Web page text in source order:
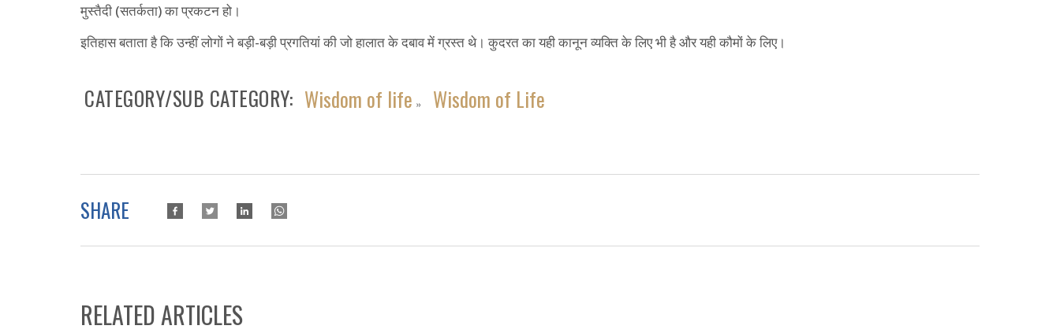
मुस्तैदी (सतर्कता) का प्रकटन हो।
इतिहास बताता है कि उन्हीं लोगों ने बड़ी-बड़ी प्रगतियां की जो हालात के दबाव में ग्रस्त थे। कुदरत का यही कानून व्यक्ति के लिए भी है और यही कौमों के लिए।
CATEGORY/SUB CATEGORY Wisdom of life » Wisdom of Life
SHARE
RELATED ARTICLES